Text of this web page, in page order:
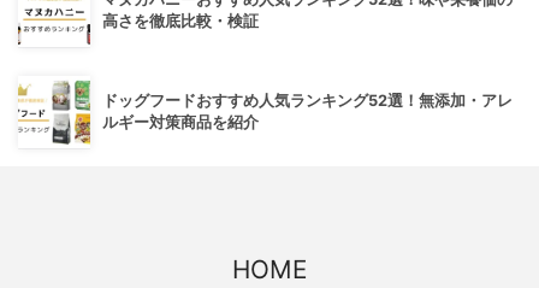
高さを徹底比較・検証
ドッグフードおすすめ人気ランキング52選！無添加・アレ
ルギー対策商品を紹介
HOME